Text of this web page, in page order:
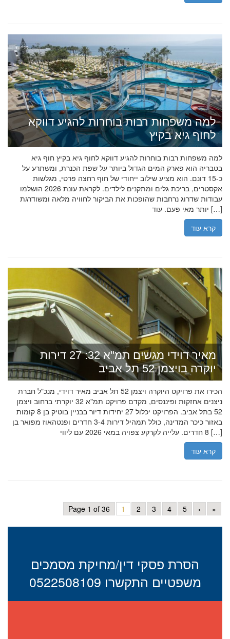
למה משפחות רבות בוחרות להגיע דווקא
לחוף גיא בקיץ
למה משפחות רבות בוחרות להגיע דווקא לחוף גיא בקיץ חוף גיא
בטבריה הוא פארק המים הגדול ביותר על שפת הכנרת, ומשתרע על
כ-15 דונם. הוא מציע שילוב ייחודי של חוף רחצה פרטי, מגלשות
אקסטרים, בריכת גלים ומתקנים לילדים. לקראת עונת 2026 הושלמו
עבודות שדרוג נרחבות שהופכות את הביקור לחוויה מלאה ומשודרגת
יותר מאי פעם. עוד […]
קרא עוד
מאיר דוידי מגשים תמ"א 32: 27 דירות
יוקרה בויצמן 52 תל אביב
הכירו את פרויקט היוקרה ויצמן 52 תל אביב מאיר דוידי, מנכ"ל חברת
ניצנים אחזקות ופיננסים, מקדם פרויקט תמ"א 32 יוקרתי ברחוב ויצמן
52 בתל אביב. הפרויקט יכלול 27 יחידות דיור בבניין בוטיק בן 8 קומות
באזור כיכר המדינה, כולל תמהיל דירות 3-4 חדרים ופנטהאוז מפואר בן
8 חדרים. עלייה לקרקע צפויה במאי 2026 עם ליווי […]
קרא עוד
Page 1 of 36 1 2 3 4 5 › »
הסרת פסקי דין/מחיקת מסמכים
משפטיים התקשרו 0522508109